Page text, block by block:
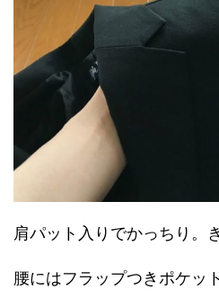
肩パット入りでかっちり。
腰にはフラップつきポケット